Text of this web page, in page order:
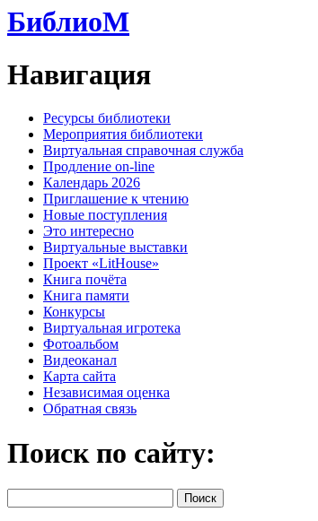
БиблиоМ
Навигация
Ресурсы библиотеки
Мероприятия библиотеки
Виртуальная справочная служба
Продление on-line
Календарь 2026
Приглашение к чтению
Новые поступления
Это интересно
Виртуальные выставки
Проект «LitHouse»
Книга почёта
Книга памяти
Конкурсы
Виртуальная игротека
Фотоальбом
Видеоканал
Карта сайта
Независимая оценка
Обратная связь
Поиск по сайту: